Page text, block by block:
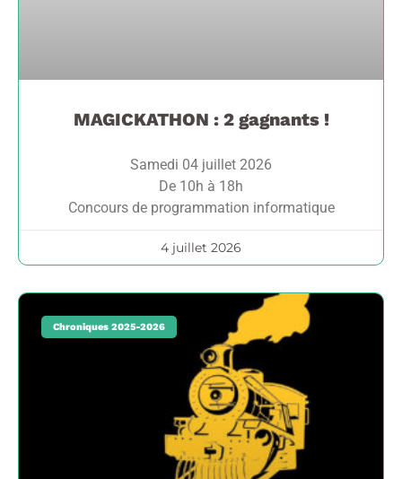
MAGICKATHON : 2 gagnants !
Samedi 04 juillet 2026
De 10h à 18h
Concours de programmation informatique
4 juillet 2026
Chroniques 2025-2026